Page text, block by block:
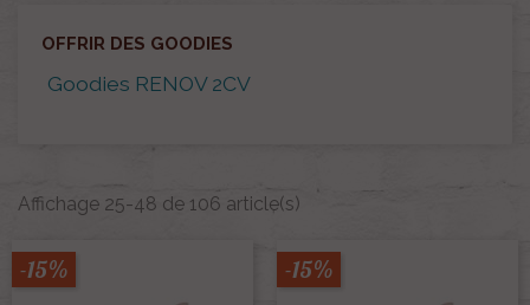
OFFRIR DES GOODIES
Goodies RENOV 2CV
Affichage 25-48 de 106 article(s)
-15% -15%